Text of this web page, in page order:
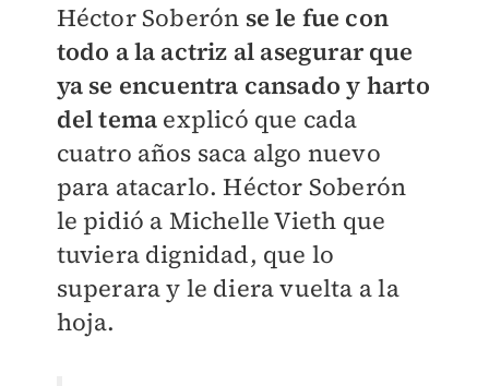
Héctor Soberón se le fue con
todo a la actriz al asegurar que
ya se encuentra cansado y harto
del tema explicó que cada
cuatro años saca algo nuevo
para atacarlo. Héctor Soberón
le pidió a Michelle Vieth que
tuviera dignidad, que lo
superara y le diera vuelta a la
hoja.